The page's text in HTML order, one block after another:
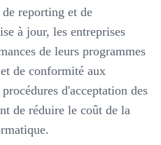
reporting et de
à jour, les entreprises
de leurs programmes
de conformité aux
d'acceptation des
de réduire le coût de la